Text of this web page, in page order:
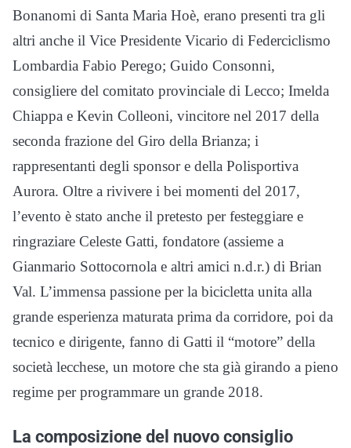
Bonanomi di Santa Maria Hoè, erano presenti tra gli
altri anche il Vice Presidente Vicario di Federciclismo
Lombardia Fabio Perego; Guido Consonni,
consigliere del comitato provinciale di Lecco; Imelda
Chiappa e Kevin Colleoni, vincitore nel 2017 della
seconda frazione del Giro della Brianza; i
rappresentanti degli sponsor e della Polisportiva
Aurora. Oltre a rivivere i bei momenti del 2017,
l’evento è stato anche il pretesto per festeggiare e
ringraziare Celeste Gatti, fondatore (assieme a
Gianmario Sottocornola e altri amici n.d.r.) di Brian
Val. L’immensa passione per la bicicletta unita alla
grande esperienza maturata prima da corridore, poi da
tecnico e dirigente, fanno di Gatti il “motore” della
società lecchese, un motore che sta già girando a pieno
regime per programmare un grande 2018.
La composizione del nuovo consiglio